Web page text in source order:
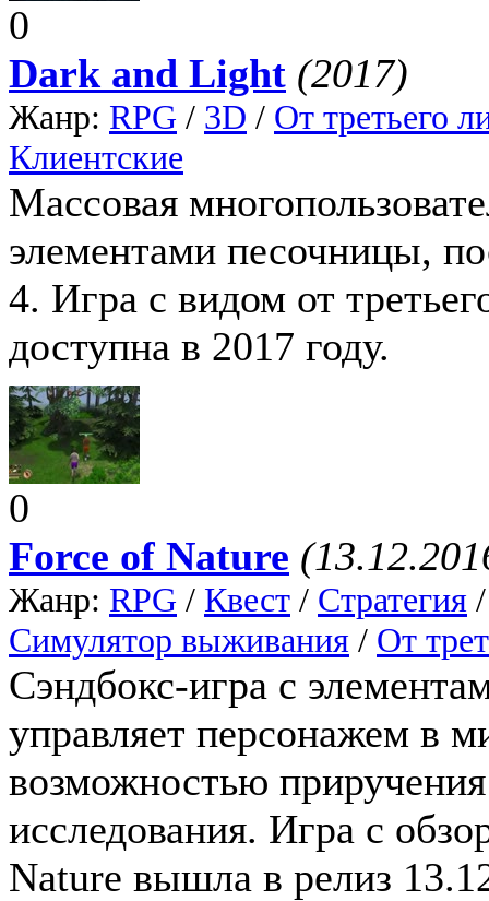
0
Dark and Light (2017)
Жанр: RPG / 3D / От третьего
Клиентские
Массовая
элементами песочницы,
4. Игра с видом от
доступна в 2017 году.
0
Force of Nature
Жанр: RPG / Квест / Стратегия
Симулятор выживания / От
Сэндбокс-игра с
управляет персонажем в
возможностью
исследования. Игра с
Nature вышла в релиз